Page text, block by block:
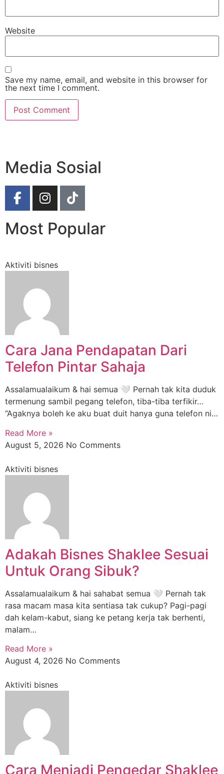
Website
Save my name, email, and website in this browser for
the next time I comment.
Media Sosial
Most Popular
Aktiviti bisnes
Cara Jana Pendapatan Dari
Telefon Pintar Sahaja
Assalamualaikum & hai semua 🤍 Pernah tak kita duduk
termenung sambil pegang telefon, tiba-tiba terfikir…
“Agaknya boleh ke aku buat duit hanya guna telefon ni…
Read More »
August 5, 2026 No Comments
Aktiviti bisnes
Adakah Bisnes Shaklee Sesuai
Untuk Orang Sibuk?
Assalamualaikum & hai sahabat semua 🤍 Pernah tak
rasa macam masa kita sentiasa tak cukup? Pagi-pagi
dah kelam-kabut, siang ke petang kerja tak berhenti,
malam…
Read More »
August 4, 2026 No Comments
Aktiviti bisnes
Cara Menjadi Pengedar Shaklee